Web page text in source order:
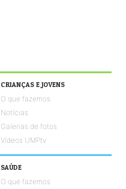
CRIANÇAS E JOVENS
O que fazemos
Notícias
Galerias de fotos
Vídeos UMPtv
SAÚDE
O que fazemos